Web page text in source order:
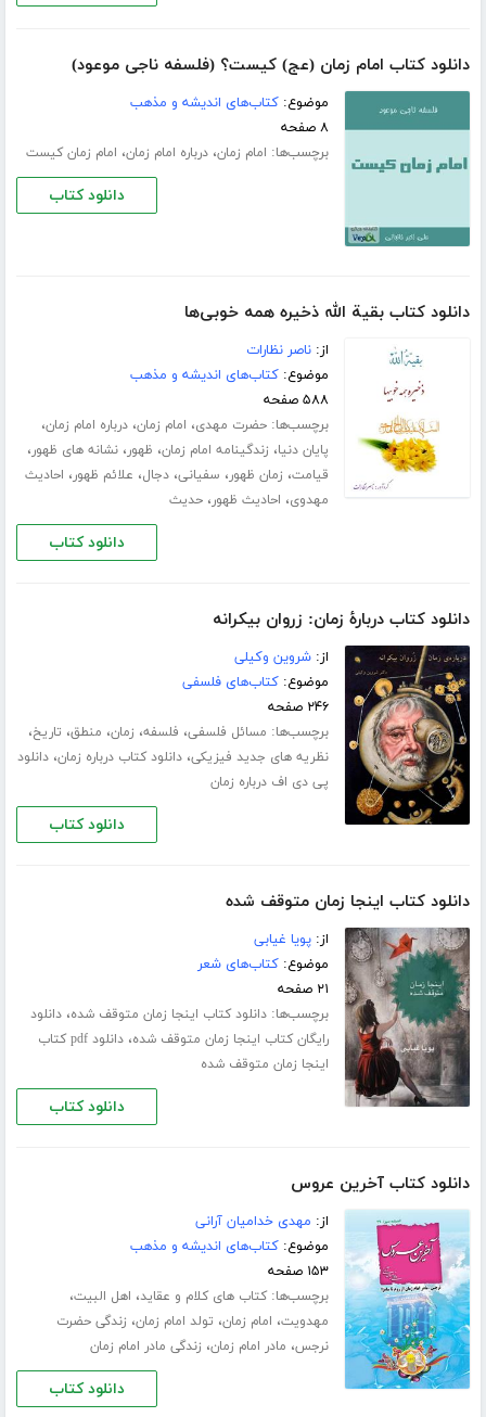
دانلود کتاب امام زمان (عج) کیست؟ (فلسفه ناجی موعود)
موضوع:کتاب‌های اندیشه و مذهب
۸ صفحه
برچسب‌ها: امام زمان،درباره امام زمان، امام زمان کیست
دانلود کتاب
دانلود کتاب بقیة الله ذخیره همه خوبی‌ها
از:ناصر نظارات
موضوع:کتاب‌های اندیشه و مذهب
۵۸۸ صفحه
برچسب‌ها:حضرت مهدی، امام زمان،درباره امام زمان،
پایان دنیا، زندگینامه امام زمان، ظهور،نشانه های ظهور،
قیامت، زمان ظهور، سفیانی،دجال، علائم ظهور، احادیث
مهدوی، احادیث ظهور،حدیث
دانلود کتاب
دانلود کتاب دربارۀ زمان: زروان بیکرانه
از:شروین وکیلی
موضوع:کتاب‌های فلسفی
۲۴۶ صفحه
برچسب‌ها: مسائل فلسفى، فلسفه، زمان، منطق، تاریخ،
نظریه هاى جدید فیزیکی،دانلود کتاب درباره زمان،دانلود
پی دی اف درباره زمان
دانلود کتاب
دانلود کتاب اینجا زمان متوقف شده
از:پویا غیابی
موضوع:کتاب‌های شعر
۲۱ صفحه
برچسب‌ها:دانلود کتاب اینجا زمان متوقف شده،دانلود
رایگان کتاب اینجا زمان متوقف شده،
دانلود pdf کتاب
اینجا زمان متوقف شده
دانلود کتاب
دانلود کتاب آخرین عروس
از: مهدی خدامیان آرانی
موضوع:کتاب‌های اندیشه و مذهب
۱۵۳ صفحه
برچسب‌ها:کتاب های کلام و عقاید، اهل البیت،
مهدویت، امام زمان، تولد امام زمان، زندگی حضرت
نرجس، مادر امام زمان، زندگی مادر امام زمان
دانلود کتاب